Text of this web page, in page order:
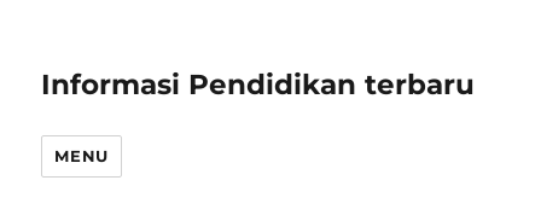
Informasi Pendidikan terbaru
MENU